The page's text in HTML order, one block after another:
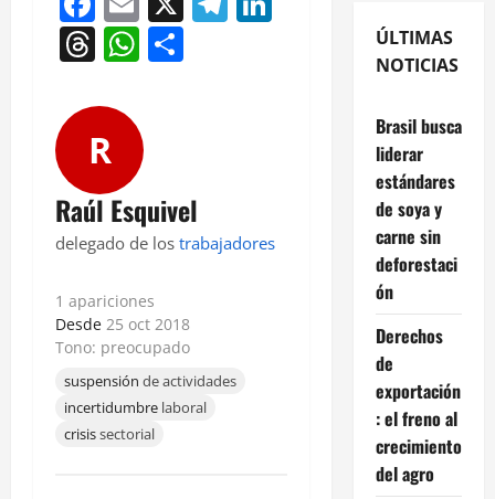
Threads
WhatsApp
R
Raúl Esquivel
delegado de los trabajadores
1 apariciones
Desde 25 oct 2018
Tono: preocupado
suspensión de actividades
incertidumbre laboral
crisissectorial
ÚLTIMAS
NOTICIAS
Brasil busca
liderar
estándares
de soya y
carne sin
deforestaci
ón
Derechos
de
exportación
: el freno al
crecimiento
del agro